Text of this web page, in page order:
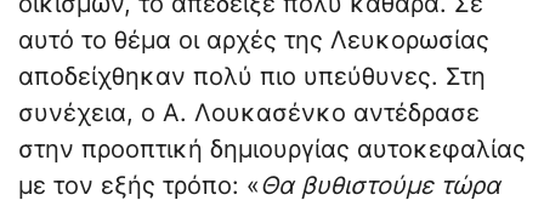
αυτό το θέμα οι αρχές της Λευκορωσίας
αποδείχθηκαν πολύ πιο υπεύθυνες. Στη
συνέχεια, ο Α. Λουκασένκο αντέδρασε
στην προοπτική δημιουργίας αυτοκεφαλίας
με τον εξής τρόπο: «Θα βυθιστούμε τώρα